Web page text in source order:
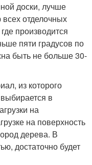
доски, лучше
отделочных
производится
пяти градусов по
быть не больше 30-
из которого
в
на
на поверхность
дерева. В
достаточно будет